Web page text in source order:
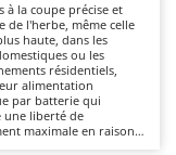
à la coupe précise et
de l'herbe, même celle
haute, dans les
ou les
résidentiels,
alimentation
par batterie qui
une liberté de
maximale en raison